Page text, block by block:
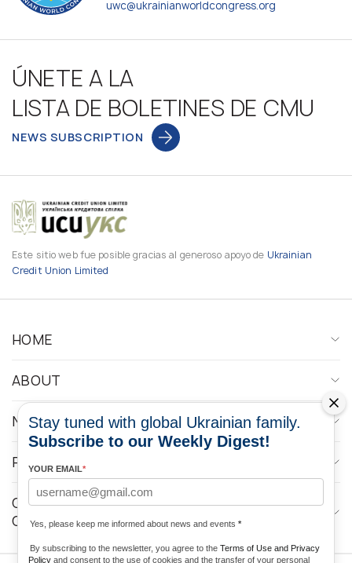
uwc@ukrainianworldcongress.org
ÚNETE A LA
LISTA DE BOLETINES DE CMU
NEWS SUBSCRIPTION
Este sitio web fue posible gracias al generoso apoyo de Ukrainian
Credit Union Limited
HOME
ABOUT
NEWS
PROGRAMS
CONTACTOS DE LOS MEDIOS DE
COMUNICACIÓN
Stay tuned with global Ukrainian family.
Subscribe to our Weekly Digest!
YOUR EMAIL*
Yes, please keep me informed about news and events *
By subscribing to the newsletter, you agree to the Terms of Use and Privacy
Policy and consent to the use of cookies and the transfer of your personal